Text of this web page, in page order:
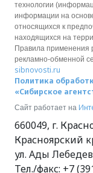
технологии
информации на
относящихся к
находящихся на
Правила применения
рекламно-обменной
sibnovosti.ru
Политика
«Сибирское
Сайт работает на
660049, г.
Красноярский
ул. Ады
Тел./факс: +7